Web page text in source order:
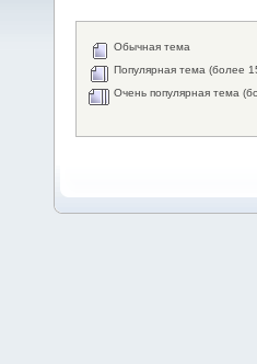
Обычная тема
Популярная тема (более
Очень популярная тема